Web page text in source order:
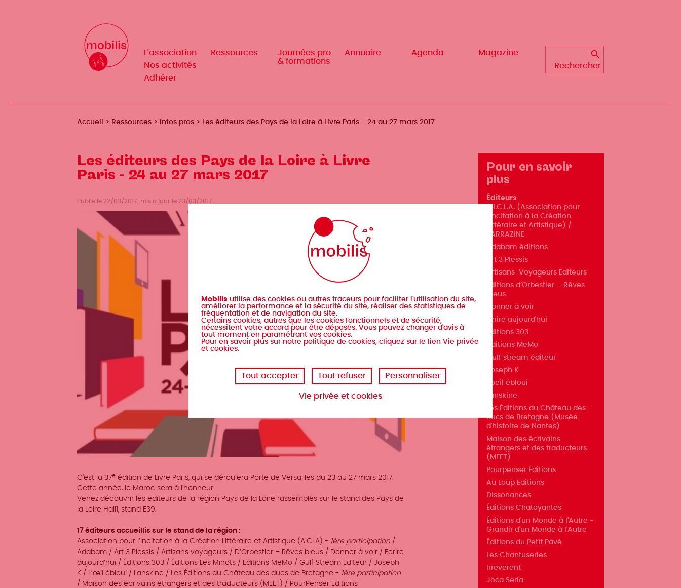
Navigation
principale
L'association
Nos activités
Adhérer
Ressources
Journées pro
& formations
Annuaire Agenda
Magazine
Rechercher
Navigation
principale
L'association
Nos activités
Adhérer
Ressources
Journées pro
& formations
Annuaire Agenda
Magazine
Rechercher
Fil
Accueil Ressources Infos pros Les éditeurs des Pays de la Loire à Livre Paris - 24 au 27 mars 2017
Les éditeurs des Pays de la Loire à Livre
Paris - 24 au 27 mars 2017
Publié le 22/03/2017, mis à jour le 23/03/2017
C'est la 37e édition de Livre Paris, qui se déroulera Porte de Versailles du 23 au 27 mars 2017.
Cette année, le Maroc sera à l'honneur.
Venez découvrir les éditeurs de la région Pays de la Loire rassemblés sur le stand des Pays de
la Loire Hall1, stand E39.
17 éditeurs accueillis sur le stand de la région :
Association pour l’Incitation à la Création Littéraire et Artistique (AICLA) - 1ère participation /
Adabam / Art 3 Plessis / Artisans voyageurs / D’Orbestier – Rêves bleus / Donner à voir / Écrire
aujourd’hui / Éditions 303 / Éditions Les Minots / Editions MeMo / Gulf Stream Editeur / Joseph
K / L’œil ébloui / Lanskine / Les Éditions du Château des ducs de Bretagne - 1ère participation
/ Maison des écrivains étrangers et des traducteurs (MEET) / PourPenser Editions
Pour en savoir
plus
Éditeurs
A.I.C.L.A. (Association pour
l'Incitation à la Création
Littéraire et Artistique) /
SARRAZINE
Adabam éditions
Art 3 Plessis
Artisans-Voyageurs Editeurs
Éditions d’Orbestier – Rêves
bleus
Donner à voir
Écrire aujourd'hui
Éditions 303
éditions MeMo
Gulf stream éditeur
Joseph K
L'oeil ébloui
Lanskine
Les Éditions du Château des
ducs de Bretagne (Musée
d'histoire de Nantes)
Maison des écrivains
étrangers et des traducteurs
(MEET)
Pourpenser Éditions
Au Loup Éditions
Dissonances
Éditions Chatoyantes
Éditions d'un Monde à l'Autre -
Grandir d'un Monde à l'Autre
Éditions du Petit Pavé
Les Chantuseries
Irreverent
Joca Seria
Mobilis utilise des cookies ou autres traceurs pour faciliter l'utilisation du site,
améliorer la performance et la sécurité du site, réaliser des statistiques de
fréquentation et de navigation du site.
Certains cookies, autres que les cookies fonctionnels et de sécurité,
nécessitent votre accord pour être déposés. Vous pouvez changer d'avis à
tout moment en paramétrant vos cookies.
Pour en savoir plus sur notre politique de cookies, cliquez sur le lien Vie privée
et cookies.
Tout accepter Tout refuser Personnaliser
Vie privée et cookies